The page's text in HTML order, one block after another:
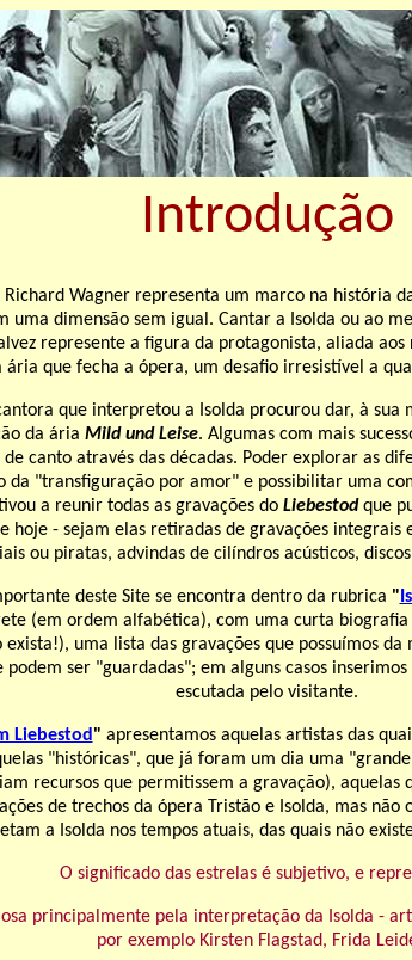
Introdução
Wagner representa um marco na história
uma dimensão sem igual. Cantar a Isolda ou ao
represente a figura da protagonista, aliada
ária que fecha a ópera, um desafio irresistível a
que interpretou a Isolda procurou dar, à
da ária Mild und Leise. Algumas com mais
canto através das décadas. Poder explorar as
da "transfiguração por amor" e possibilitar uma
a reunir todas as gravações do Liebestodque
hoje - sejam elas retiradas de gravações integrais
ou piratas, advindas de cilíndros acústicos,
deste Site se encontra dentro da rubrica "
(em ordem alfabética), com uma curta
uma lista das gravações que possuímos
ser "guardadas"; em alguns casos
escutada pelo visitante.
Liebestod " apresentamos aquelas artistas das
"históricas", que já foram um dia uma
recursos que permitissem a gravação),
de trechos da ópera Tristão e Isolda, mas
a Isolda nos tempos atuais, das quais não
O significado das estrelas é subjetivo, e
principalmente pela interpretação da Isolda -
por exemplo Kirsten Flagstad, Frida